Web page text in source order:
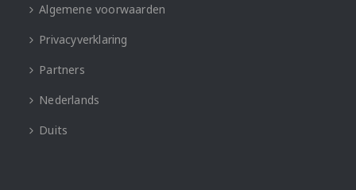
Algemene voorwaarden
Privacyverklaring
Partners
Nederlands
Duits